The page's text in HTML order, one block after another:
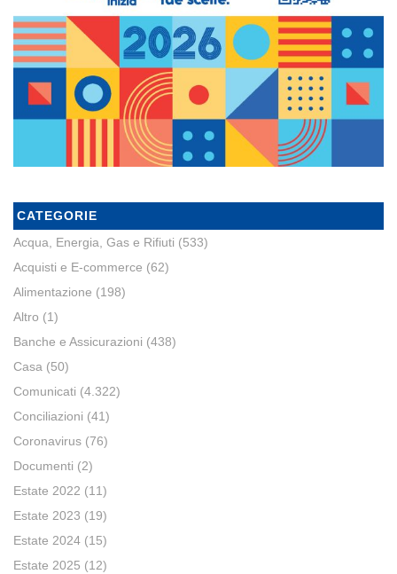
CATEGORIE
Acqua, Energia, Gas e Rifiuti (533)
Acquisti e E-commerce (62)
Alimentazione (198)
Altro (1)
Banche e Assicurazioni (438)
Casa (50)
Comunicati (4.322)
Conciliazioni (41)
Coronavirus (76)
Documenti (2)
Estate 2022 (11)
Estate 2023 (19)
Estate 2024 (15)
Estate 2025 (12)